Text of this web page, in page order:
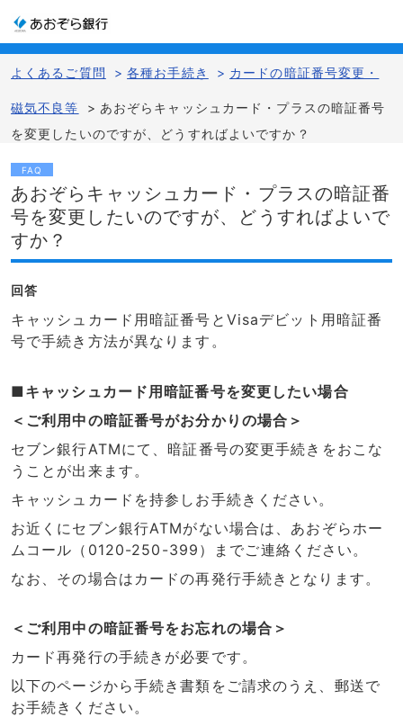
よくあるご質問 > 各種お手続き > カードの暗証番号変更・
磁気不良等 > あおぞらキャッシュカード・プラスの暗証番号
を変更したいのですが、どうすればよいですか？
FAQ
あおぞらキャッシュカード・プラスの暗証番
号を変更したいのですが、どうすればよいで
すか？
回答
キャッシュカード用暗証番号とVisaデビット用暗証番
号で手続き方法が異なります。
■キャッシュカード用暗証番号を変更したい場合
＜ご利用中の暗証番号がお分かりの場合＞
セブン銀行ATMにて、暗証番号の変更手続きをおこな
うことが出来ます。
キャッシュカードを持参しお手続きください。
お近くにセブン銀行ATMがない場合は、あおぞらホー
ムコール（0120-250-399）までご連絡ください。
なお、その場合はカードの再発行手続きとなります。
＜ご利用中の暗証番号をお忘れの場合＞
カード再発行の手続きが必要です。
以下のページから手続き書類をご請求のうえ、郵送で
お手続きください。